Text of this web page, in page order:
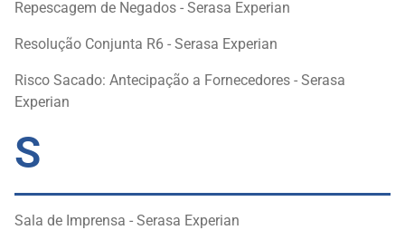
Repescagem de Negados - Serasa Experian
Resolução Conjunta R6 - Serasa Experian
Risco Sacado: Antecipação a Fornecedores - Serasa
Experian
S
Sala de Imprensa - Serasa Experian